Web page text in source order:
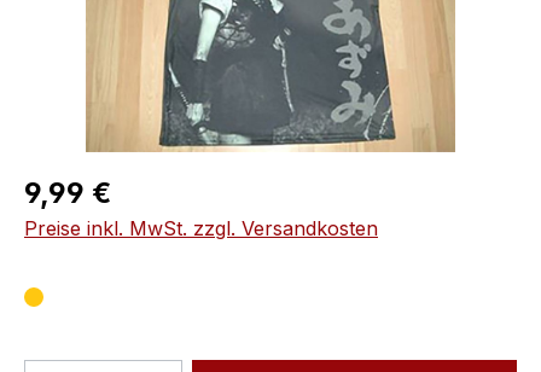
Regulärer Preis:
9,99 €
Preise inkl. MwSt. zzgl. Versandkosten